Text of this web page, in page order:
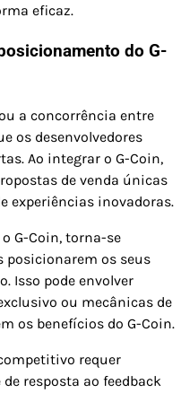
eficaz.
do G-
a concorrência entre
os desenvolvedores
Ao integrar o G-Coin,
de venda únicas
experiências inovadoras.
G-Coin, torna-se
posicionarem os seus
Isso pode envolver
ou mecânicas de
os benefícios do G-Coin.
requer
resposta ao feedback